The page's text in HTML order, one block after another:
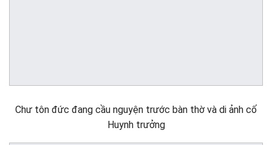
Chư tôn đức đang cầu nguyện trước bàn thờ và di ảnh cố
Huynh trưởng